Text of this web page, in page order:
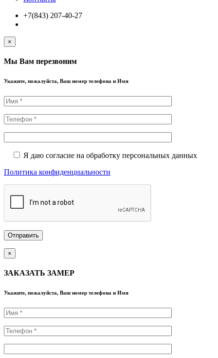
+7(843) 207-40-27
×
Мы Вам перезвоним
Укажите, пожалуйста, Ваш номер телефона и Имя
Я даю согласие на обработку персональных данных
Политика конфиденциальности
×
ЗАКАЗАТЬ ЗАМЕР
Укажите, пожалуйста, Ваш номер телефона и Имя